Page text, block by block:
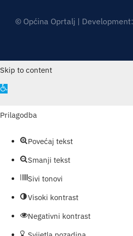
© Općina Oprtalj | Development:
Skip to content
Open
Prilagodba
Povećaj tekst
Smanji tekst
Sivi tonovi
Visoki kontrast
Negativni kontrast